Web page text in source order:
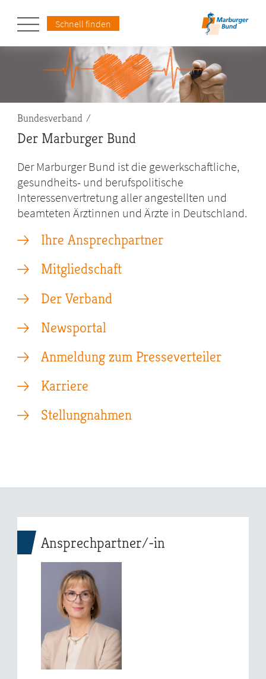
Schnell finden
Pfadnavigation
Bundesverband
Der Marburger Bund
Der Marburger Bund ist die gewerkschaftliche,
gesundheits- und berufspolitische
Interessenvertretung aller angestellten und
beamteten Ärztinnen und Ärzte in Deutschland.
Ihre Ansprechpartner
Mitgliedschaft
Der Verband
Newsportal
Anmeldung zum Presseverteiler
Karriere
Stellungnahmen
Ansprechpartner/-in